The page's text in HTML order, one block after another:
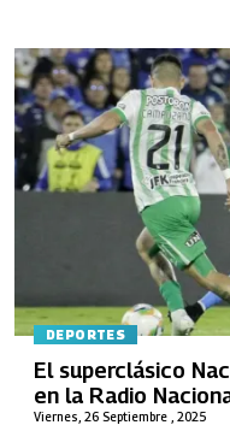
DEPORTES
Viernes, 26 Septiembre , 2025
El superclásico
en la Radio